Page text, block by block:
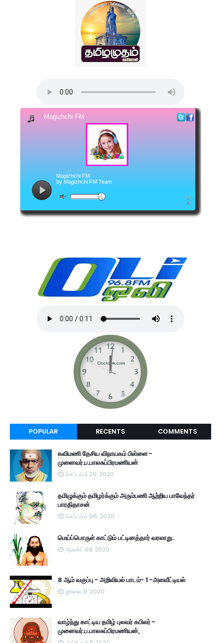
POPULAR RECENTS COMMENTS
கவிமணி தேசிய விநாயகம் பிள்ளை -
முனைவர்.ப.பாலசுப்பிரமணியன்
செப்டம்பர் 20, 2020
தமிழுக்கும் தமிழர்க்கும் அரும்பணி ஆற்றிய பாவேந்தர்
பாரதிதாசன்
செப்டம்பர் 06, 2020
மெய்ப்பொருள் காட்டும் பட்டினத்தார் வரலாறு.
ஆகஸ்ட் 08, 2020
8 ஆம் வகுப்பு - அறிவியல் பாடம்- 1 -அளவீட்டியல்
ஜூலை 31, 2020
வாழ்ந்து காட்டிய தமிழ் புலவர் கபிலர் -
முனைவர்.ப.பாலசுப்பிரமணியன்,